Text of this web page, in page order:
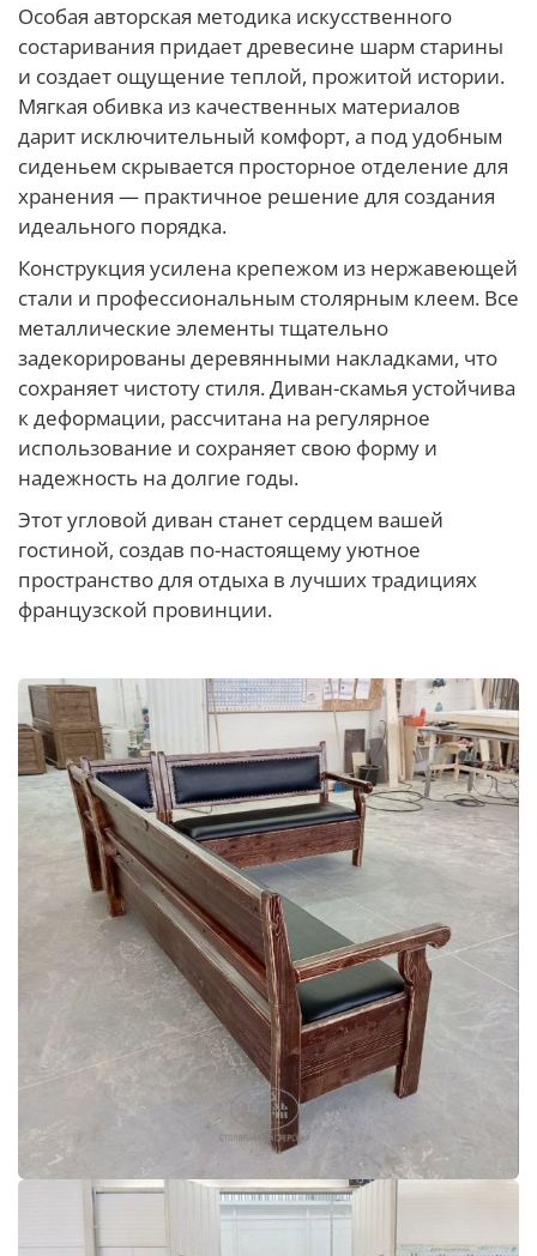
Особая авторская методика искусственного
состаривания придает древесине шарм старины
и создает ощущение теплой, прожитой истории.
Мягкая обивка из качественных материалов
дарит исключительный комфорт, а под удобным
сиденьем скрывается просторное отделение для
хранения — практичное решение для создания
идеального порядка.
Конструкция усилена крепежом из нержавеющей
стали и профессиональным столярным клеем. Все
металлические элементы тщательно
задекорированы деревянными накладками, что
сохраняет чистоту стиля. Диван-скамья устойчива
к деформации, рассчитана на регулярное
использование и сохраняет свою форму и
надежность на долгие годы.
Этот угловой диван станет сердцем вашей
гостиной, создав по-настоящему уютное
пространство для отдыха в лучших традициях
французской провинции.